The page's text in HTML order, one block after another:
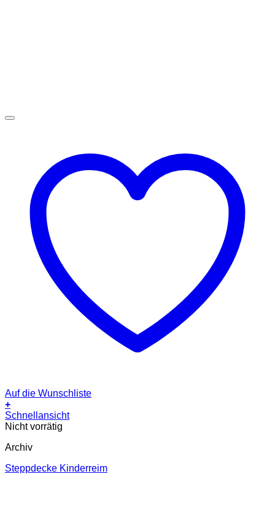
Auf die Wunschliste
+
Schnellansicht
Nicht vorrätig
Archiv
Steppdecke Kinderreim